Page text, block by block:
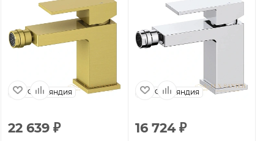
Финляндия
22 639 ₽
Финляндия
16 724₽